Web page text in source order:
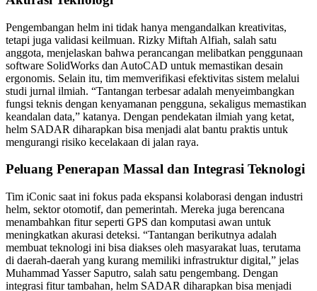
Pengembangan helm ini tidak hanya mengandalkan kreativitas,
tetapi juga validasi keilmuan. Rizky Miftah Alfiah, salah satu
anggota, menjelaskan bahwa perancangan melibatkan penggunaan
software SolidWorks dan AutoCAD untuk memastikan desain
ergonomis. Selain itu, tim memverifikasi efektivitas sistem melalui
studi jurnal ilmiah. “Tantangan terbesar adalah menyeimbangkan
fungsi teknis dengan kenyamanan pengguna, sekaligus memastikan
keandalan data,” katanya. Dengan pendekatan ilmiah yang ketat,
helm SADAR diharapkan bisa menjadi alat bantu praktis untuk
mengurangi risiko kecelakaan di jalan raya.
Peluang Penerapan Massal dan Integrasi Teknologi
Tim iConic saat ini fokus pada ekspansi kolaborasi dengan industri
helm, sektor otomotif, dan pemerintah. Mereka juga berencana
menambahkan fitur seperti GPS dan komputasi awan untuk
meningkatkan akurasi deteksi. “Tantangan berikutnya adalah
membuat teknologi ini bisa diakses oleh masyarakat luas, terutama
di daerah-daerah yang kurang memiliki infrastruktur digital,” jelas
Muhammad Yasser Saputro, salah satu pengembang. Dengan
integrasi fitur tambahan, helm SADAR diharapkan bisa menjadi